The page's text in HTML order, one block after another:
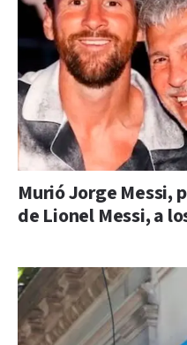
Murió Jorge Messi,
de Lionel Messi, a